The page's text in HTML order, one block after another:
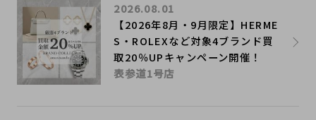
【2026年8月・9月限定】HERME
S・ROLEXなど対象4ブランド買
取20％UPキャンペーン開催！
2026.08.01
表参道1号店